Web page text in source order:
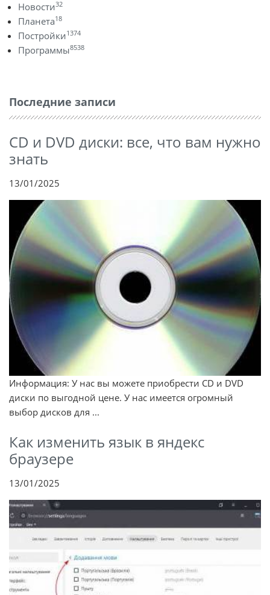
Новости32
Планета18
Постройки1374
Программы8538
Последние записи
CD и DVD диски: все, что вам нужно
знать
13/01/2025
Информация: У нас вы можете приобрести CD и DVD
диски по выгодной цене. У нас имеется огромный
выбор дисков для ...
Как изменить язык в яндекс
браузере
13/01/2025